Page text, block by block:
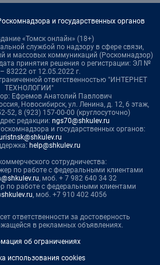
и государственных органов
«Томск онлайн» (18+)
службой по надзору в сфере связи,
и массовых коммуникаций (Роскомнадзор)
принятия решения о регистрации: ЭЛ №
83222 от 12.05.2022 г.
ответственностью "ИНТЕРНЕТ
ТЕХНОЛОГИИ"
Ефремов Анатолий Павлович
Новосибирск, ул. Ленина, д. 12, 6 этаж,
52, 8 (923) 157-00-00 (круглосуточно)
редакции: ngs70@shkulev.ru
и государственных органов:
help@shkulev.ru
сотрудничества:
по работе с федеральными клиентами
, моб. + 7 982 640 34 32
по работе с федеральными клиентами
, моб. +7 910 402 4056
ответственности за достоверность
в рекламных объявлениях.
об ограничениях
использования cookies